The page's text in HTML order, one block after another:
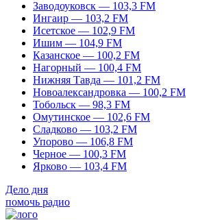
Заводоуковск — 103,3 FM
Ингаир — 103,2 FM
Исетское — 102,9 FM
Ишим — 104,9 FM
Казанское — 100,2 FM
Нагорный — 100,4 FM
Нижняя Тавда — 101,2 FM
Новоалександровка — 100,2 FM
Тобольск — 98,3 FM
Омутинское — 102,6 FM
Сладково — 103,2 FM
Упорово — 106,8 FM
Черное — 100,3 FM
Ярково — 103,4 FM
Дело дня
помочь радио